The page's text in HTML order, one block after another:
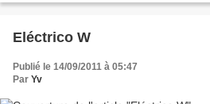
Eléctrico W
Publié le 14/09/2011 à 05:47
Par Yv